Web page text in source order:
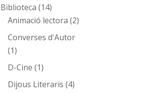
Biblioteca (14)
Animació lectora (2)
Converses d'Autor
(1)
D-Cine (1)
Dijous Literaris (4)